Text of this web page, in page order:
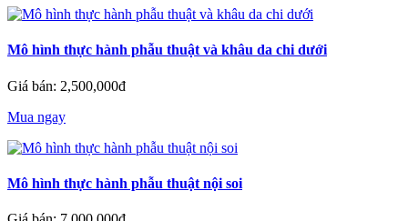
Mô hình thực hành phẫu thuật và khâu da chi dưới
Giá bán: 2,500,000đ
Mua ngay
Mô hình thực hành phẫu thuật nội soi